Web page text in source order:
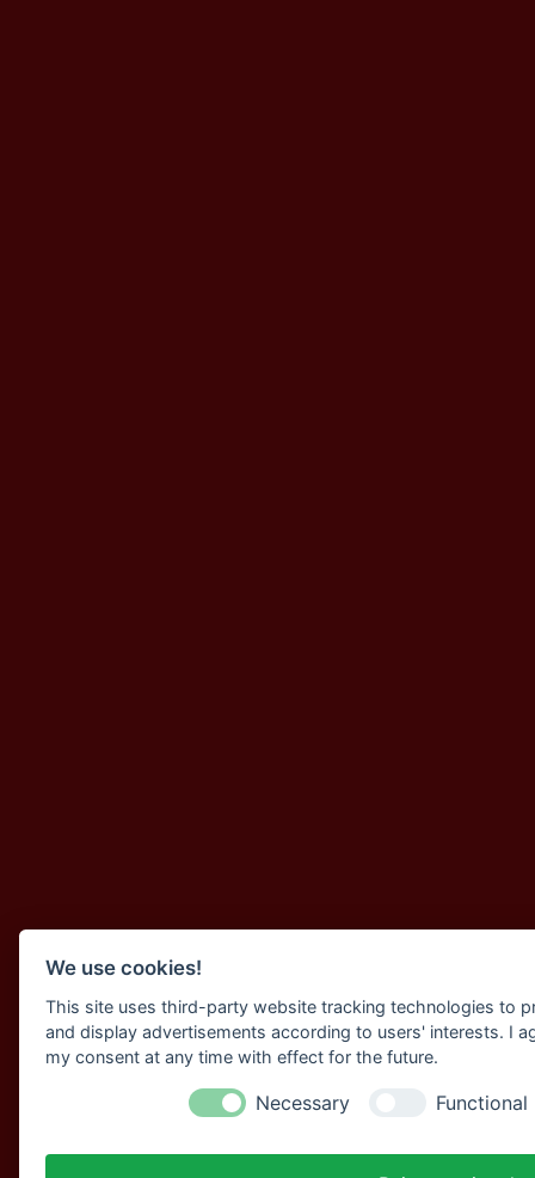
We use cookies!
This site uses third-party website tracking technologies to
and display advertisements according to users' interests. I
my consent at any time with effect for the future.
Necessary Functional